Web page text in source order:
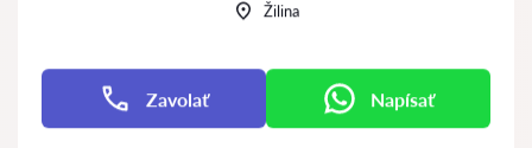
Žilina
Zavolať Napísať